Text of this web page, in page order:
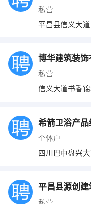
私营
平昌县信义大道
博华建筑装饰
私营
信义大道书香
希箭卫浴产品
个体户
四川巴中盘兴
私营